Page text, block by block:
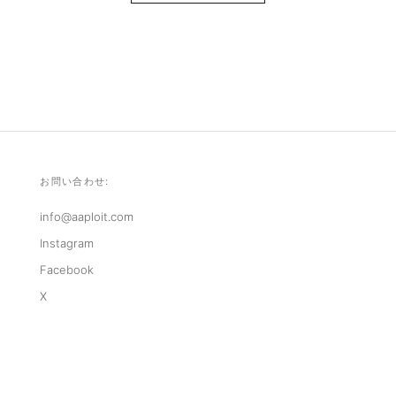
お問い合わせ:
info@aaploit.com
Instagram
Facebook
X